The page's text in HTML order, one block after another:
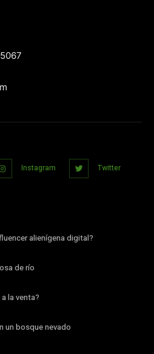
Instagram Twitter
alienígena digital?
de río
la venta?
un bosque nevado